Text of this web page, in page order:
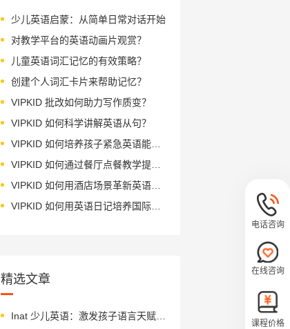
少儿英语启蒙：从简单日常对话开始
对教学平台的英语动画片观赏？
儿童英语词汇记忆的有效策略？
创建个人词汇卡片来帮助记忆？
VIPKID 批改如何助力写作质变？
VIPKID 如何科学讲解英语从句？
VIPKID 如何培养孩子紧急英语能力？
VIPKID 如何通过餐厅点餐教学提升少儿英语应用能力？
VIPKID 如何用酒店场景革新英语教学？
VIPKID 如何用英语日记培养国际化人才？
精选文章
Inat 少儿英语：激发孩子语言天赋的启蒙课程
电话咨询
在线咨询
课程价格